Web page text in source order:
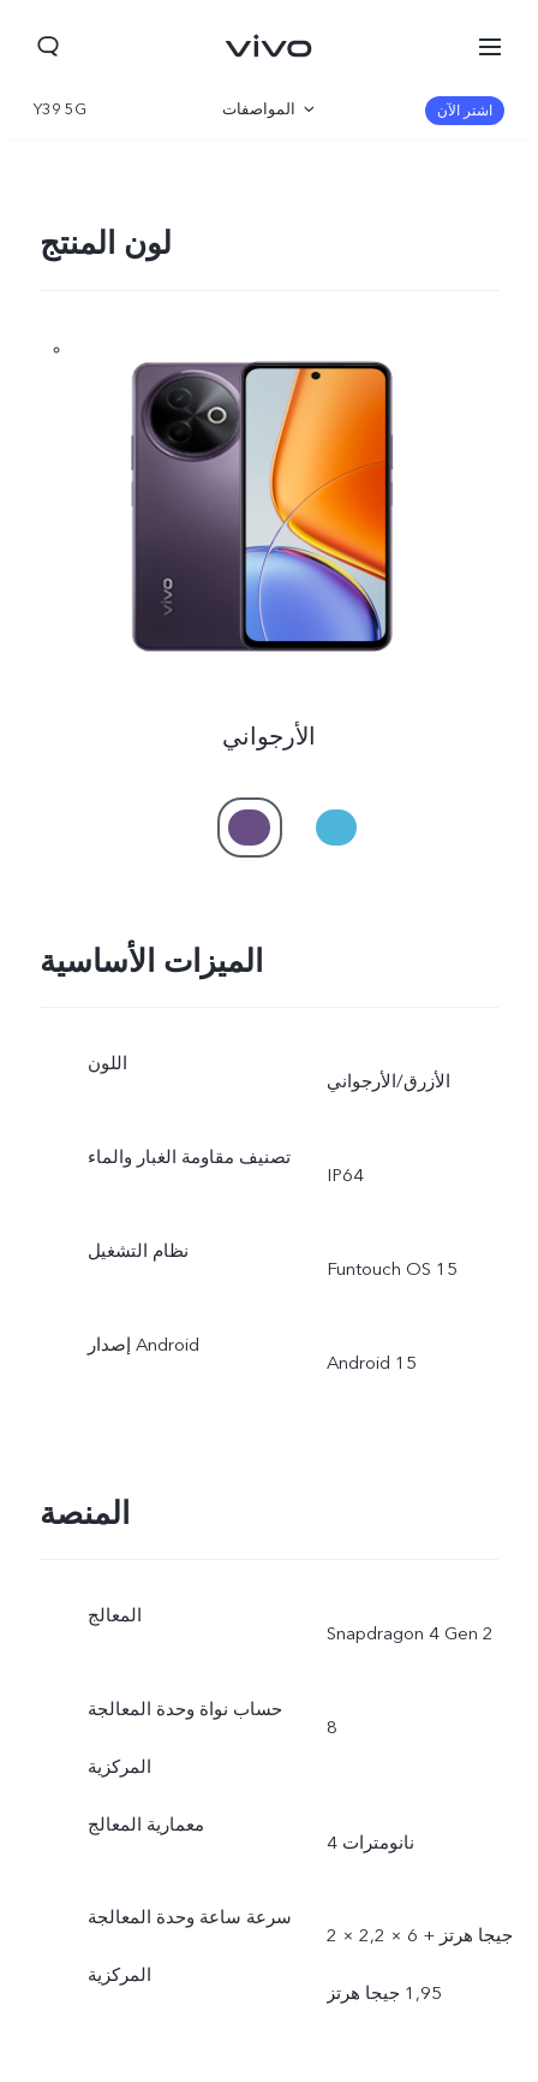
Saudi Arabia (AR) | حدد البلد/المنطقة
Y39 5G المواصفات اشتر الآن
لون المنتج
الأرجواني
الميزات الأساسية
اللون
الأزرق/الأرجواني
تصنيف مقاومة الغبار والماء
IP64
نظام التشغيل
Funtouch OS 15
إصدار Android
Android 15
المنصة
المعالج
Snapdragon 4 Gen 2
حساب نواة وحدة المعالجة
المركزية
8
معمارية المعالج
4 نانومترات
سرعة ساعة وحدة المعالجة
المركزية
2 × 2,2 جيجا هرتز + 6 ×
1,95 جيجا هرتز